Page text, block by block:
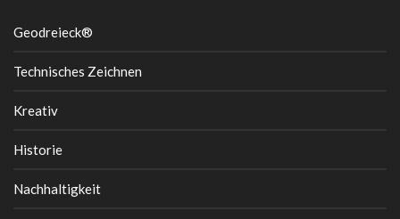
Geodreieck®
Technisches Zeichnen
Kreativ
Historie
Nachhaltigkeit